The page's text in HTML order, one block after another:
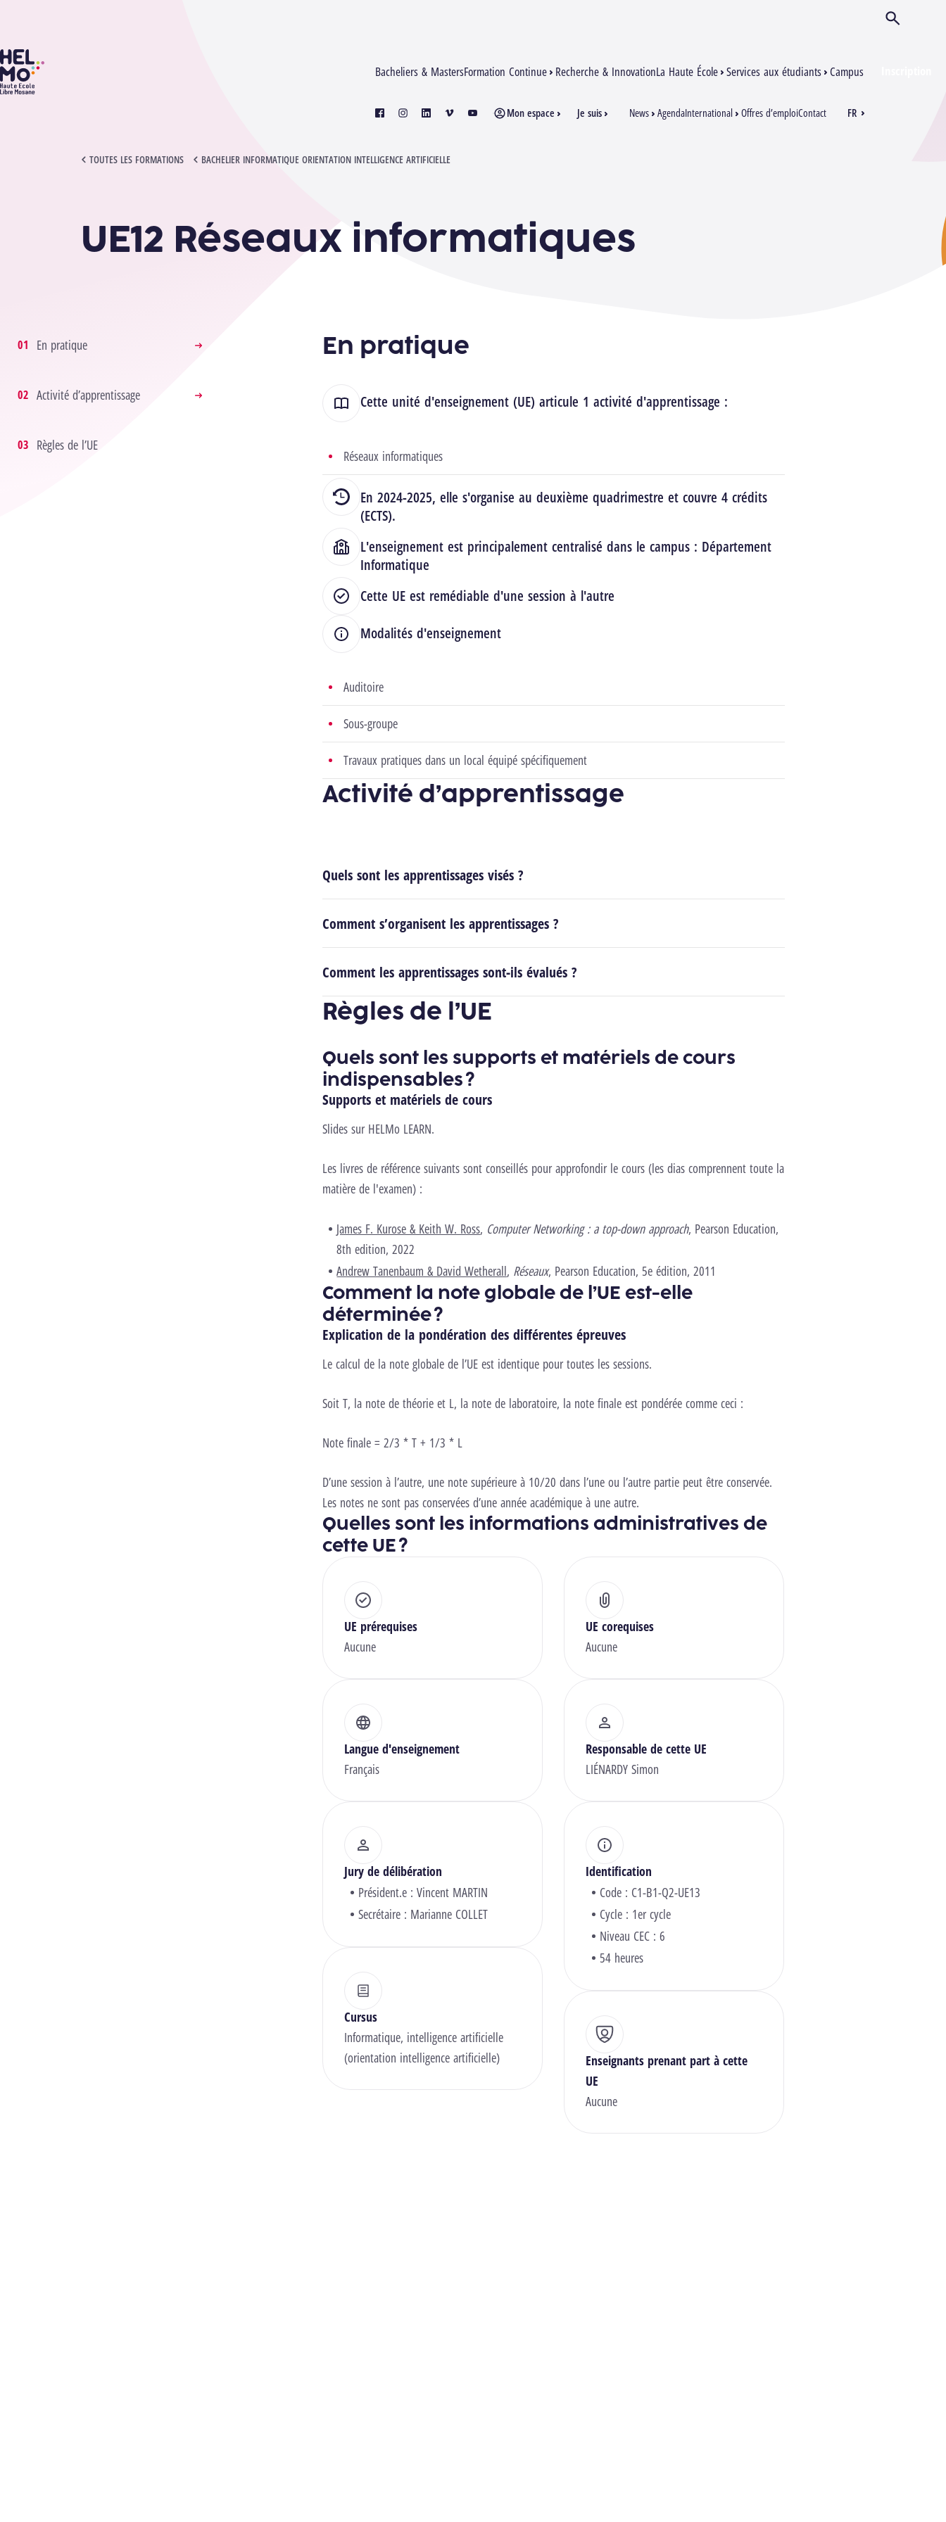
HELMo
Bacheliers & MastersFormation Continue Recherche & InnovationLa Haute École Services aux étudiants Campus
Mon espace Je suis News AgendaInternational Offres d’emploiContact
facebookinstagramlinkedinvimeo youtube
FR
Ouvrir/
TOUTES LES FORMATIONS BACHELIER INFORMATIQUE ORIENTATION INTELLIGENCE ARTIFICIELLE
UE12 RÉSEAUX INFORMATIQUES
UE12 Réseaux informatiques
En pratique
Activité d’apprentissage
Règles de l’UE
En pratique
Cette unité d'enseignement (UE) articule 1 activité d'apprentissage :
Réseaux informatiques
En 2024-2025, elle s'organise au deuxième quadrimestre et couvre 4 crédits
(ECTS).
L'enseignement est principalement centralisé dans le campus : Département
Informatique
Cette UE est remédiable d'une session à l'autre
Modalités d'enseignement
Auditoire
Sous-groupe
Travaux pratiques dans un local équipé spécifiquement
Activité d’apprentissage
Quels sont les apprentissages visés ?
Comment s’organisent les apprentissages ?
Comment les apprentissages sont-ils évalués ?
Règles de l’UE
Quels sont les supports et matériels de cours
indispensables ?
Supports et matériels de cours
Slides sur HELMo LEARN.
Les livres de référence suivants sont conseillés pour approfondir le cours (les dias comprennent toute la
matière de l'examen) :
James F. Kurose & Keith W. Ross, Computer Networking : a top-down approach, Pearson Education,
8th edition, 2022
Andrew Tanenbaum & David Wetherall, Réseaux, Pearson Education, 5e édition, 2011
Comment la note globale de l’UE est-elle
déterminée ?
Explication de la pondération des différentes épreuves
Le calcul de la note globale de l’UE est identique pour toutes les sessions.
Soit T, la note de théorie et L, la note de laboratoire, la note finale est pondérée comme ceci :
Note finale = 2/3 * T + 1/3 * L
D’une session à l’autre, une note supérieure à 10/20 dans l’une ou l’autre partie peut être conservée.
Les notes ne sont pas conservées d’une année académique à une autre.
Quelles sont les informations administratives de
cette UE ?
UE prérequises
Aucune
UE corequises
Aucune
Langue d'enseignement
Français
Responsable de cette UE
LIÉNARDY Simon
Jury de délibération
Président.e :Vincent MARTIN
Secrétaire : Marianne COLLET
Identification
Code : C1-B1-Q2-UE13
Cycle : 1er cycle
Niveau CEC : 6
54 heures
Cursus
Informatique, intelligence artificielle
(orientation intelligence artificielle)
Enseignants prenant part à cette
UE
Aucune